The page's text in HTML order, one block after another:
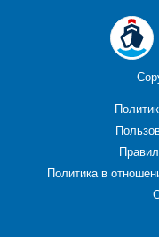
Политика в